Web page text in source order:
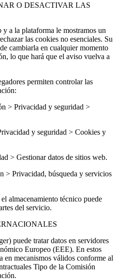
O DESACTIVAR LAS
a la plataforma le mostramos un
las cookies no esenciales. Su
cambiarla en cualquier momento
lo que hará que el aviso vuelva a
permiten controlar las
> Privacidad y seguridad >
y seguridad > Cookies y
> Gestionar datos de sitios web.
> Privacidad, búsqueda y servicios
almacenamiento técnico puede
del servicio.
puede tratar datos en servidores
Europeo (EEE). En estos
en mecanismos válidos conforme al
Tipo de la Comisión